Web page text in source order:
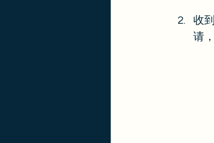
收
请